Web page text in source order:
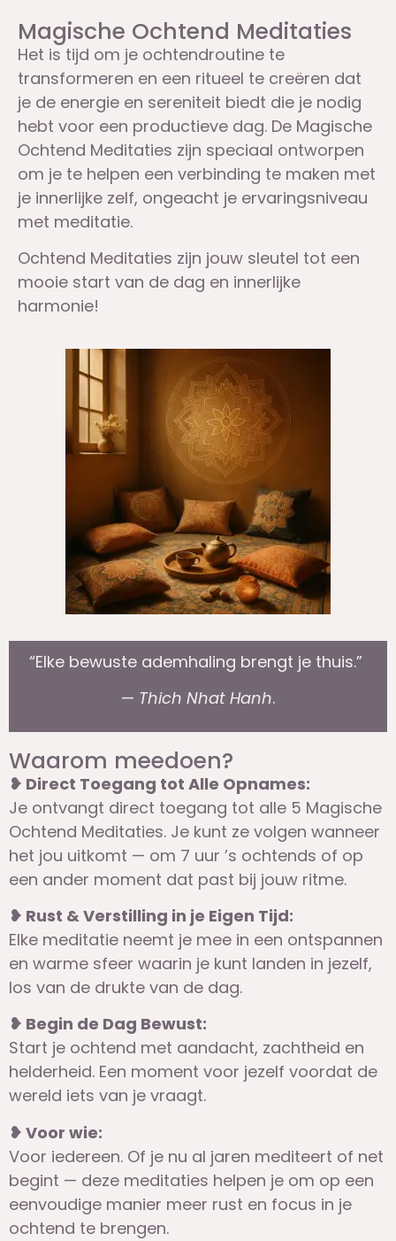
Magische Ochtend Meditaties
Het is tijd om je ochtendroutine te
transformeren en een ritueel te creëren dat
je de energie en sereniteit biedt die je nodig
hebt voor een productieve dag. De Magische
Ochtend Meditaties zijn speciaal ontworpen
om je te helpen een verbinding te maken met
je innerlijke zelf, ongeacht je ervaringsniveau
met meditatie.
Ochtend Meditaties zijn jouw sleutel tot een
mooie start van de dag en innerlijke
harmonie!
“Elke bewuste ademhaling brengt je thuis.”
— Thich Nhat Hanh.
Waarom meedoen?
❥ Direct Toegang tot Alle Opnames:
Je ontvangt direct toegang tot alle 5 Magische
Ochtend Meditaties. Je kunt ze volgen wanneer
het jou uitkomt — om 7 uur ’s ochtends of op
een ander moment dat past bij jouw ritme.
❥ Rust & Verstilling in je Eigen Tijd:
Elke meditatie neemt je mee in een ontspannen
en warme sfeer waarin je kunt landen in jezelf,
los van de drukte van de dag.
❥ Begin de Dag Bewust:
Start je ochtend met aandacht, zachtheid en
helderheid. Een moment voor jezelf voordat de
wereld iets van je vraagt.
❥ Voor wie:
Voor iedereen. Of je nu al jaren mediteert of net
begint — deze meditaties helpen je om op een
eenvoudige manier meer rust en focus in je
ochtend te brengen.